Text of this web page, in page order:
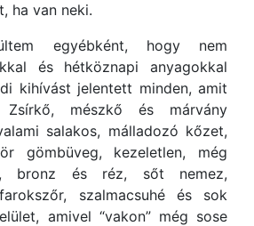
ha van neki.
egyébként, hogy nem
és hétköznapi anyagokkal
kihívást jelentett minden, amit
Zsírkő, mészkő és márvány
salakos, málladozó kőzet,
gömbüveg, kezeletlen, még
bronz és réz, sőt nemez,
szalmacsuhé és sok
amivel “vakon” még sose